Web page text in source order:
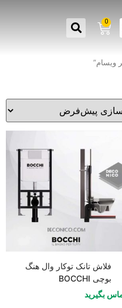
0
ویسام”
فلاش تانک توکار وال هنگ
بوچی BOCCHI
بگیرید